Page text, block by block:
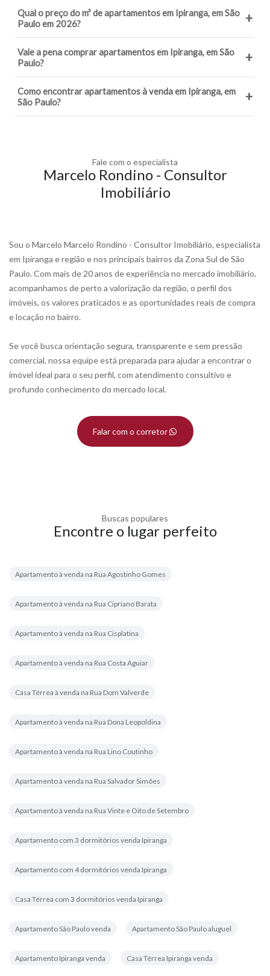
Qual o preço do m² de apartamentos em Ipiranga, em São
Paulo em 2026?
+
Vale a pena comprar apartamentos em Ipiranga, em São
Paulo?
+
Como encontrar apartamentos à venda em Ipiranga, em
São Paulo?
+
Fale com o especialista
Marcelo Rondino - Consultor
Imobiliário
Sou o Marcelo Marcelo Rondino - Consultor Imobiliário, especialista
em Ipiranga e região e nos principais bairros da Zona Sul de São
Paulo. Com mais de 20 anos de experiência no mercado imobiliário,
acompanhamos de perto a valorização da região, o perfil dos
imóveis, os valores praticados e as oportunidades reais de compra
e locação no bairro.
Se você busca orientação segura, transparente e sem pressão
comercial, nossa equipe está preparada para ajudar a encontrar o
imóvel ideal para o seu perfil, com atendimento consultivo e
profundo conhecimento do mercado local.
Falar com o corretor
Buscas populares
Encontre o lugar perfeito
Apartamento à venda na Rua Agostinho Gomes
Apartamento à venda na Rua Cipriano Barata
Apartamento à venda na Rua Cisplatina
Apartamento à venda na Rua Costa Aguiar
Casa Térrea à venda na Rua Dom Valverde
Apartamento à venda na Rua Dona Leopoldina
Apartamento à venda na Rua Lino Coutinho
Apartamento à venda na Rua Salvador Simões
Apartamento à venda na Rua Vinte e Oito de Setembro
Apartamento com 3 dormitórios venda Ipiranga
Apartamento com 4 dormitórios venda Ipiranga
Casa Térrea com 3 dormitórios venda Ipiranga
Apartamento São Paulo venda Apartamento São Paulo aluguel
Apartamento Ipiranga venda Casa Térrea Ipiranga venda